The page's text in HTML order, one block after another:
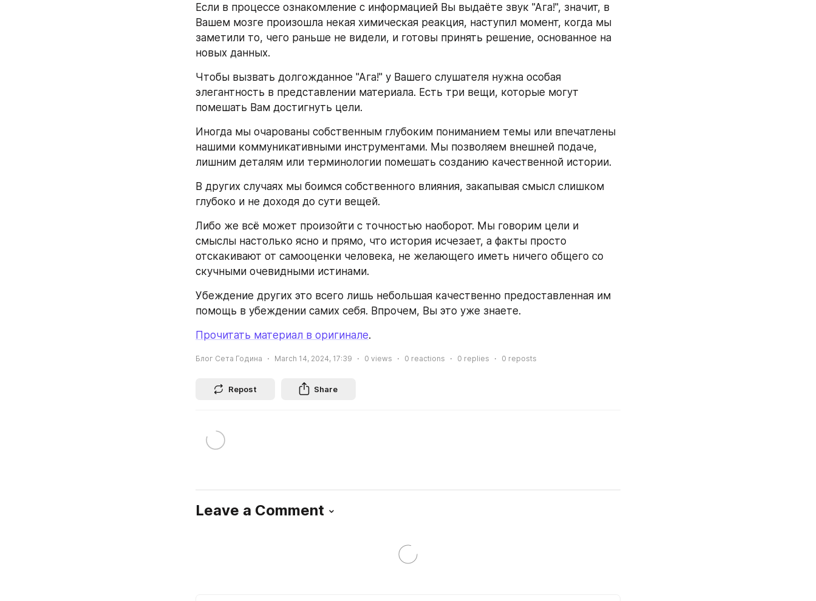
Если в процессе ознакомление с информацией Вы выдаёте звук "Ага!", значит, в
Вашем мозге произошла некая химическая реакция, наступил момент, когда мы
заметили то, чего раньше не видели, и готовы принять решение, основанное на
новых данных.
Чтобы вызвать долгожданное "Ага!" у Вашего слушателя нужна особая
элегантность в представлении материала. Есть три вещи, которые могут
помешать Вам достигнуть цели.
Иногда мы очарованы собственным глубоким пониманием темы или впечатлены
нашими коммуникативными инструментами. Мы позволяем внешней подаче,
лишним деталям или терминологии помешать созданию качественной истории.
В других случаях мы боимся собственного влияния, закапывая смысл слишком
глубоко и не доходя до сути вещей.
Либо же всё может произойти с точностью наоборот. Мы говорим цели и
смыслы настолько ясно и прямо, что история исчезает, а факты просто
отскакивают от самооценки человека, не желающего иметь ничего общего со
скучными очевидными истинами.
Убеждение других это всего лишь небольшая качественно предоставленная им
помощь в убеждении самих себя. Впрочем, Вы это уже знаете.
Прочитать материал в оригинале.
Блог Сета Година March 14, 2024, 17:39 0 views 0 reactions 0 replies 0 reposts
Repost Share
Leave a Comment